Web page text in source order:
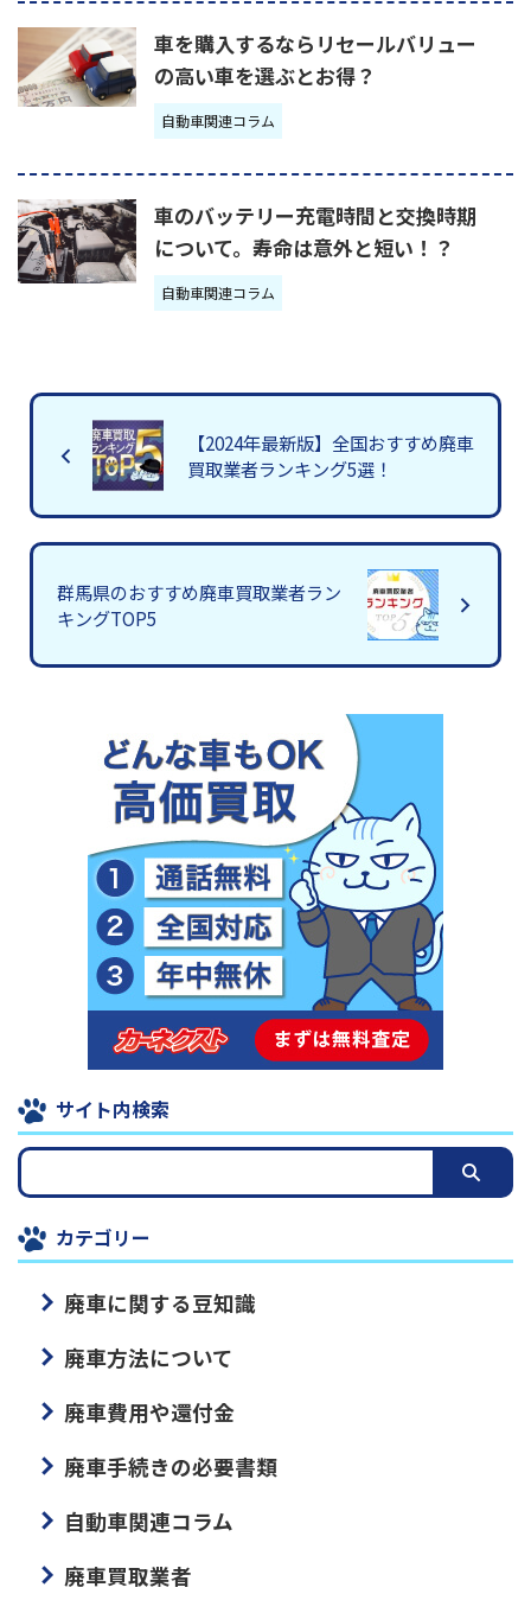
車を購入するならリセールバリュー
の高い車を選ぶとお得？
自動車関連コラム
車のバッテリー充電時間と交換時期
について。寿命は意外と短い！？
自動車関連コラム
【2024年最新版】全国おすすめ廃車
買取業者ランキング5選！
群馬県のおすすめ廃車買取業者ラン
キングTOP5
サイト内検索
カテゴリー
廃車に関する豆知識
廃車方法について
廃車費用や還付金
廃車手続きの必要書類
自動車関連コラム
廃車買取業者